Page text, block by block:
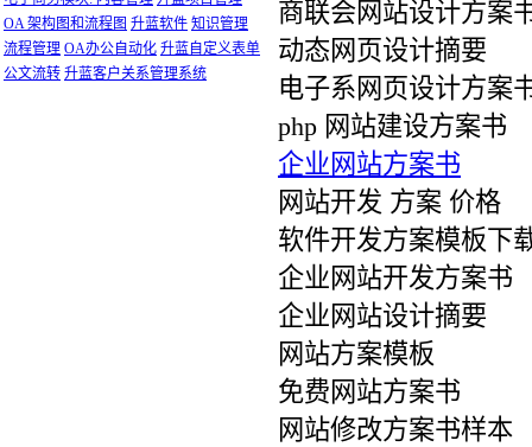
OA 架构图和流程图 升蓝软件 知识管理
流程管理 OA办公自动化 升蓝自定义表单
公文流转 升蓝客户关系管理系统
商联会网站设计方案
动态网页设计摘要
电子系网页设计方案
php 网站建设方案书
企业网站方案书
网站开发 方案 价格
软件开发方案模板下
企业网站开发方案书
企业网站设计摘要
网站方案模板
免费网站方案书
网站修改方案书样本